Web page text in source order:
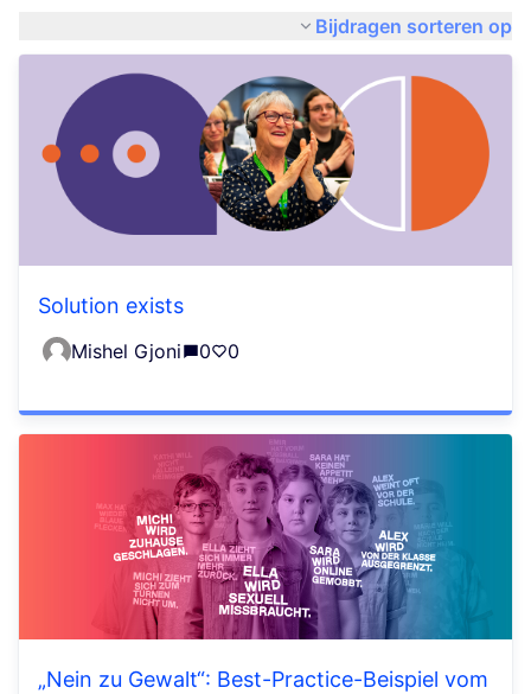
Bijdragen sorteren op
Solution exists
Mishel Gjoni 0 0
„Nein zu Gewalt“: Best-Practice-Beispiel vom